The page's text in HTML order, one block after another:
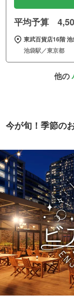
平均予算
東武百貨店16階
池袋駅／東京都
他の
今が旬！季節の